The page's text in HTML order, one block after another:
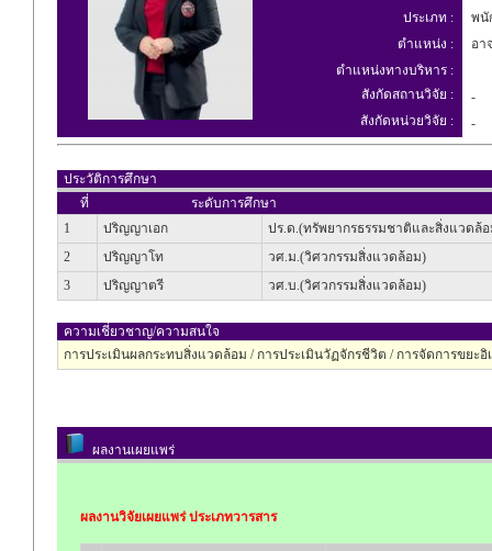
ประเภท :
พนั
ตำแหน่ง :
อา
ตำแหน่งทางบริหาร :
สังกัดสถานวิจัย :
-
สังกัดหน่วยวิจัย :
-
ประวัติการศึกษา
ที่
ระดับการศึกษา
1
ปริญญาเอก
ปร.ด.(ทรัพยากรธรรมชาติและสิ่งแวดล้
2
ปริญญาโท
วศ.ม.(วิศวกรรมสิ่งแวดล้อม)
3
ปริญญาตรี วศ.บ.(วิศวกรรมสิ่งแวดล้อม)
ความเชี่ยวชาญ/ความสนใจ
การประเมินผลกระทบสิ่งแวดล้อม / การประเมินวัฏจักรชีวิต / การจัดการขยะอิ
ผลงานเผยแพร่
ผลงานวิจัยเผยแพร่ ประเภทวารสาร